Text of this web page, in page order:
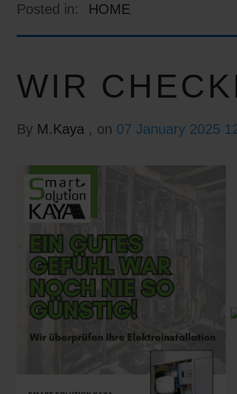
Posted in: HOME
WIR
By M.Kaya , on 07 January 2025